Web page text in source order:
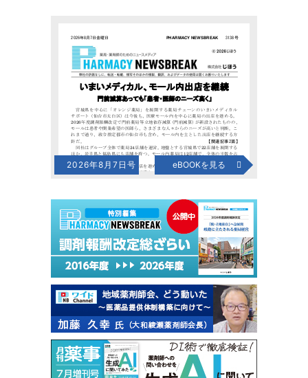
2026年8月7日号 eBOOKを見る